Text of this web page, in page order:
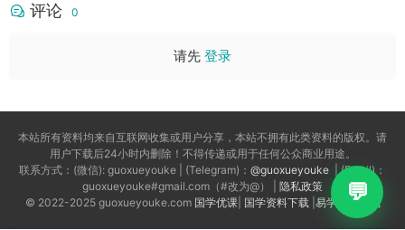
评论 0
请先 登录
本站所有资料均来自互联网收集或用户分享，本站不拥有此类资料的版权。请
用户下载后24小时内删除！不得传递或用于任何公众商业用途。
联系方式：(微信): guoxueyouke | (Telegram)： @guoxueyouke | (Email)：
guoxueyouke#gmail.com（#改为@） | 隐私政策
© 2022-2025 guoxueyouke.com 国学优课| 国学资料下载| 易学资料下载